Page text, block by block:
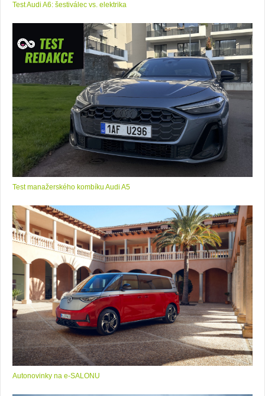
Test Audi A6: šestiválec vs. elektrika
Test manažerského kombíku Audi A5
Autonovinky na e-SALONU